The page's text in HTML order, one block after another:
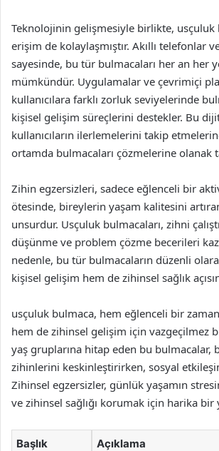
Teknolojinin gelişmesiyle birlikte, usçuluk
erişim de kolaylaşmıştır. Akıllı telefonlar
sayesinde, bu tür bulmacaları her an her
mümkündür. Uygulamalar ve çevrimiçi
kullanıcılara farklı zorluk seviyelerinde
kişisel gelişim süreçlerini destekler. Bu
kullanıcıların ilerlemelerini takip
ortamda bulmacaları çözmelerine olanak
Zihin egzersizleri, sadece eğlenceli bir
ötesinde, bireylerin yaşam kalitesini
unsurdur. Usçuluk bulmacaları, zihni
düşünme ve problem çözme becerileri
nedenle, bu tür bulmacaların düzenli
kişisel gelişim hem de zihinsel sağlık
usçuluk bulmaca, hem eğlenceli bir
hem de zihinsel gelişim için vazgeçilmez
yaş gruplarına hitap eden bu bulmacalar,
zihinlerini keskinleştirirken, sosyal
Zihinsel egzersizler, günlük yaşamın
ve zihinsel sağlığı korumak için harika bir
Başlık Açıklama